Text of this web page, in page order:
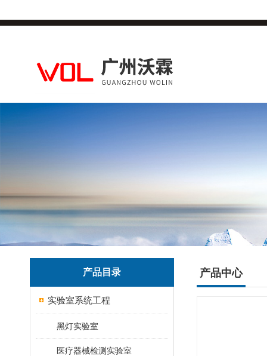
产品目录
实验室系统工程
黑灯实验室
医疗器械检测实验室
产品中心